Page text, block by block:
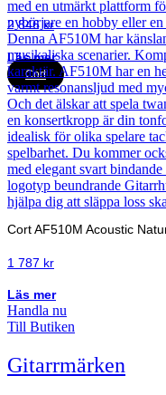
2 846kr
Läs mer
Cort
Cort AF510M Acoustic
1 787 kr
Läs mer
Handla nu
Till Butiken
Gitarrmärken